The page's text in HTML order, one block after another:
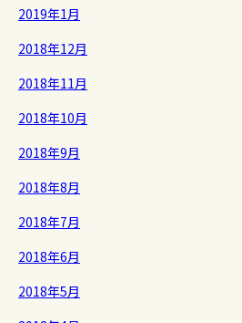
2019年1月
2018年12月
2018年11月
2018年10月
2018年9月
2018年8月
2018年7月
2018年6月
2018年5月